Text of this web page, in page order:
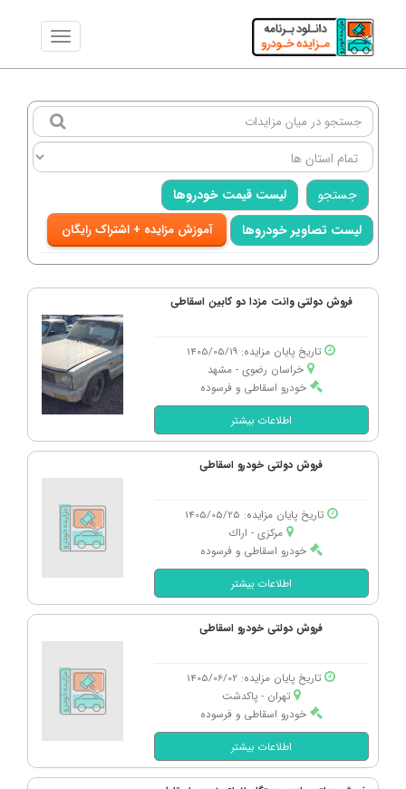
جستجو
لیست قیمت خودروها
لیست تصاویر خودروها
آموزش مزایده + اشتراک رایگان
فروش دولتی وانت مزدا دو کابین اسقاطی
تاریخ پایان مزایده: 1405/05/19
خراسان رضوی - مشهد
خودرو اسقاطی و فرسوده
اطلاعات بیشتر
فروش دولتی خودرو اسقاطی
تاریخ پایان مزایده: 1405/05/25
مرکزی - اراك
خودرو اسقاطی و فرسوده
اطلاعات بیشتر
فروش دولتی خودرو اسقاطی
تاریخ پایان مزایده: 1405/06/02
تهران - پاكدشت
خودرو اسقاطی و فرسوده
اطلاعات بیشتر